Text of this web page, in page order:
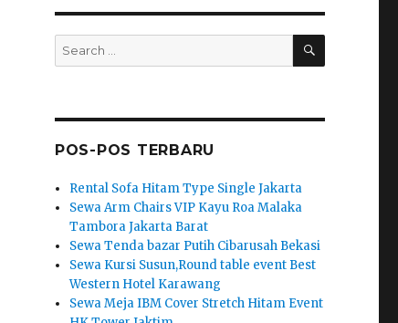
Search
for:
SEARCH
POS-POS TERBARU
Rental Sofa Hitam Type Single Jakarta
Sewa Arm Chairs VIP Kayu Roa Malaka
Tambora Jakarta Barat
Sewa Tenda bazar Putih Cibarusah Bekasi
Sewa Kursi Susun,Round table event Best
Western Hotel Karawang
Sewa Meja IBM Cover Stretch Hitam Event